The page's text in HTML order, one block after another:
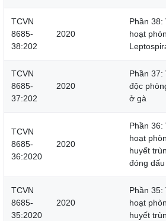
TCVN
8685-
38:202
2020
Phần 38:
hoạt
TCVN
8685-
37:202
2020
Phần 37:
độc
ở gà
TCVN
8685-
36:2020
2020
Phần 36:
hoạt
huyết
đóng
TCVN
8685-
35:2020
2020
Phần 35:
hoạt
huyết